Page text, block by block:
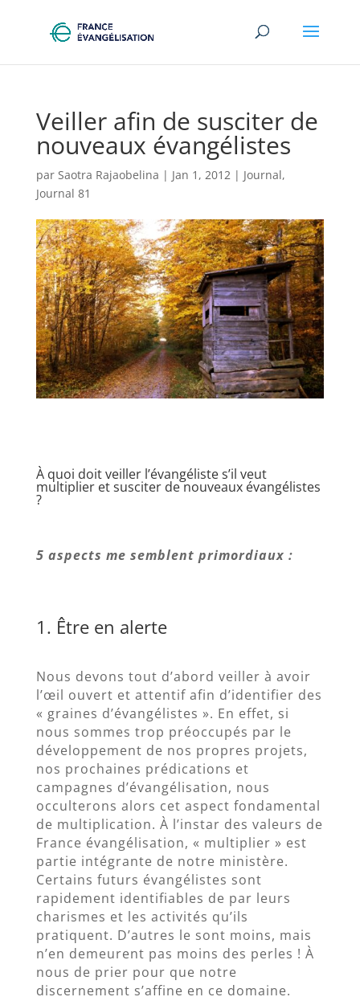
Veiller afin de susciter de
nouveaux évangélistes
par Saotra Rajaobelina | Jan 1, 2012| Journal,
Journal 81
À quoi doit veiller l’évangéliste s’il veut
multiplier et susciter de nouveaux évangélistes
?
5 aspects me semblent primordiaux :
1. Être en alerte
Nous devons tout d’abord veiller à avoir
l’œil ouvert et attentif afin d’identifier des
« graines d’évangélistes ». En effet, si
nous sommes trop préoccupés par le
développement de nos propres projets,
nos prochaines prédications et
campagnes d’évangélisation, nous
occulterons alors cet aspect fondamental
de multiplication. À l’instar des valeurs de
France évangélisation, « multiplier » est
partie intégrante de notre ministère.
Certains futurs évangélistes sont
rapidement identifiables de par leurs
charismes et les activités qu’ils
pratiquent. D’autres le sont moins, mais
n’en demeurent pas moins des perles ! À
nous de prier pour que notre
discernement s’affine en ce domaine.